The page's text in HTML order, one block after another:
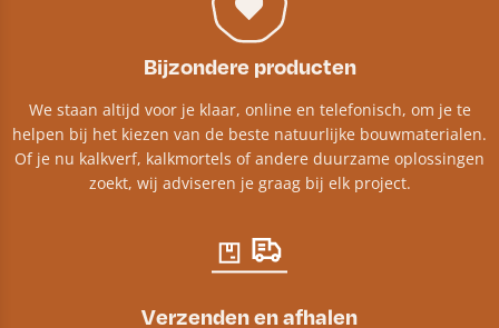
Bijzondere producten
We staan altijd voor je klaar, online en telefonisch, om je te
helpen bij het kiezen van de beste natuurlijke bouwmaterialen.
Of je nu kalkverf, kalkmortels of andere duurzame oplossingen
zoekt, wij adviseren je graag bij elk project.​
Verzenden en afhalen